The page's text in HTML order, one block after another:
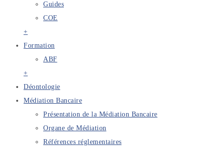
Guides
COE
+
Formation
ABF
+
Déontologie
Médiation Bancaire
Présentation de la Médiation Bancaire
Organe de Médiation
Références réglementaires